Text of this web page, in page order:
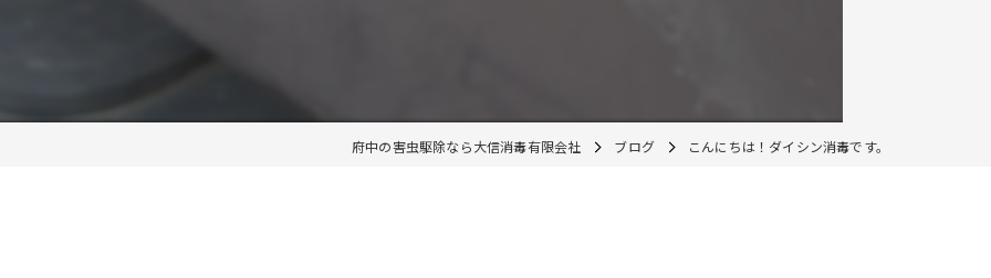
府中の害虫駆除なら大信消毒有限会社 ブログ こんにちは！ダイシン消毒です。